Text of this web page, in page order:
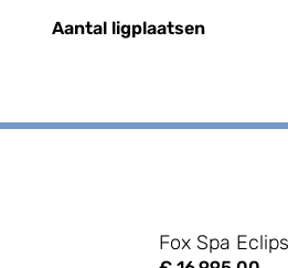
Aantal ligplaatsen
Fox Spa